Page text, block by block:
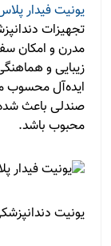
یونیت فیدار
تجهیزات
مدرن و امکان
زیبایی و
ایده‌آل محسوب
صندلی باعث
محبوب باشد.
یونیت